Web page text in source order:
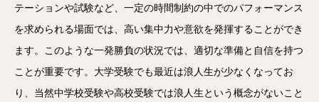
テーションや試験など、一定の時間制約の中でのパフォーマンス
を求められる場面では、高い集中力や意欲を発揮することができ
ます。このような一発勝負の状況では、適切な準備と自信を持つ
ことが重要です。大学受験でも最近は浪人生が少なくなってお
り、当然中学校受験や高校受験では浪人生という概念がないこと